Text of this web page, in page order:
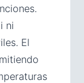
ni
El